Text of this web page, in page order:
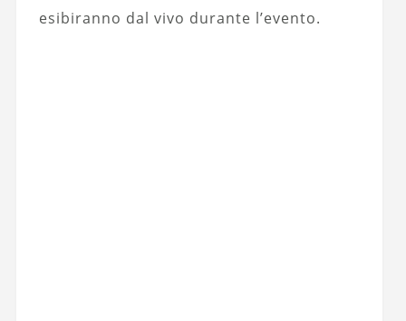
esibiranno dal vivo durante l’evento.